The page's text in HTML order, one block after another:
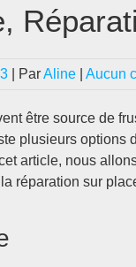
| ParAline Aucun
être source de
plusieurs
article, nous
réparation sur